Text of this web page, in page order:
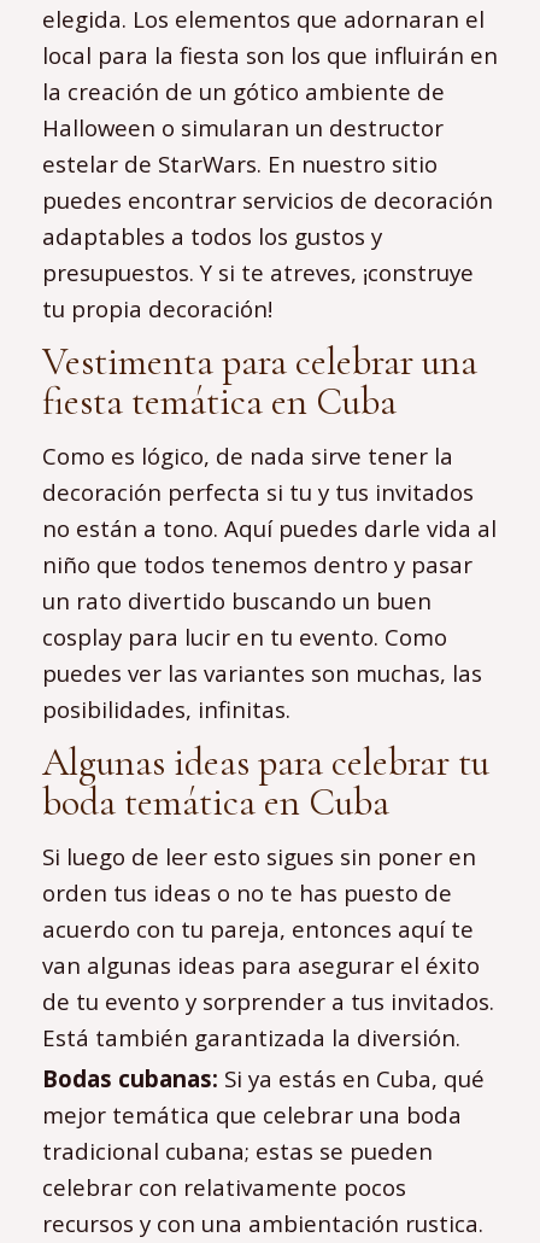
elegida. Los elementos que adornaran el
local para la fiesta son los que influirán en
la creación de un gótico ambiente de
Halloween o simularan un destructor
estelar de StarWars. En nuestro sitio
puedes encontrar servicios de decoración
adaptables a todos los gustos y
presupuestos. Y si te atreves, ¡construye
tu propia decoración!
Vestimenta para celebrar una
fiesta temática en Cuba
Como es lógico, de nada sirve tener la
decoración perfecta si tu y tus invitados
no están a tono. Aquí puedes darle vida al
niño que todos tenemos dentro y pasar
un rato divertido buscando un buen
cosplay para lucir en tu evento. Como
puedes ver las variantes son muchas, las
posibilidades, infinitas.
Algunas ideas para celebrar tu
boda temática en Cuba
Si luego de leer esto sigues sin poner en
orden tus ideas o no te has puesto de
acuerdo con tu pareja, entonces aquí te
van algunas ideas para asegurar el éxito
de tu evento y sorprender a tus invitados.
Está también garantizada la diversión.
Bodas cubanas: Si ya estás en Cuba, qué
mejor temática que celebrar una boda
tradicional cubana; estas se pueden
celebrar con relativamente pocos
recursos y con una ambientación rustica.